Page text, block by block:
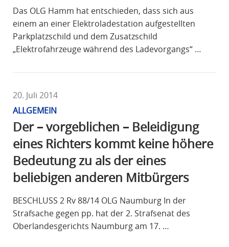
Das OLG Hamm hat entschieden, dass sich aus
einem an einer Elektroladestation aufgestellten
Parkplatzschild und dem Zusatzschild
„Elektrofahrzeuge während des Ladevorgangs“ …
20. Juli 2014
ALLGEMEIN
Der – vorgeblichen – Beleidigung
eines Richters kommt keine höhere
Bedeutung zu als der eines
beliebigen anderen Mitbürgers
BESCHLUSS 2 Rv 88/14 OLG Naumburg In der
Strafsache gegen pp. hat der 2. Strafsenat des
Oberlandesgerichts Naumburg am 17. …